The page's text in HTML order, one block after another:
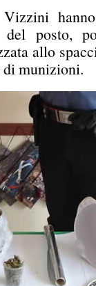
posto,
allo
di munizioni.